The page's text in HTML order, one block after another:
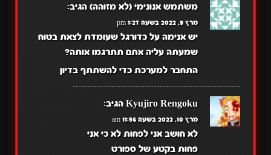
משתמש אנונימי (לא מזוהה) הגיב:
מרץ 9, 2022 בשעה 1:27 pm
יש אנימה על כדורגל שעומדת לצאת בטוח
שמעתה עליה אתם תתרגמו אותה?
התחבר למערכת כדי להשתתף בדיון
Kyujiro Rengoku הגיב:
מרץ 10, 2022 בשעה 11:56 am
לא חושב אני לפחות לא כי אני
פחות בקטע של ספורט